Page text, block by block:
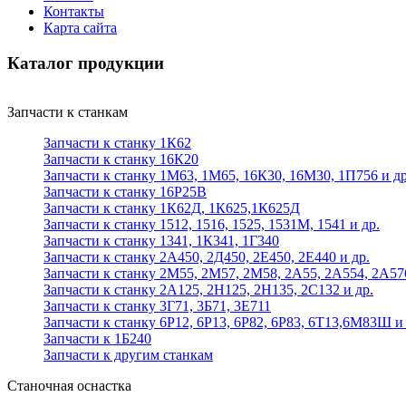
Контакты
Карта сайта
Каталог продукции
Запчасти к станкам
Запчасти к станку 1К62
Запчасти к станку 16К20
Запчасти к станку 1М63, 1М65, 16К30, 16М30, 1П756 и
Запчасти к станку 16Р25В
Запчасти к станку 1К62Д, 1К625,1К625Д
Запчасти к станку 1512, 1516, 1525, 1531М, 1541 и др.
Запчасти к станку 1341, 1К341, 1Г340
Запчасти к станку 2А450, 2Д450, 2Е450, 2Е440 и др.
Запчасти к станку 2М55, 2М57, 2М58, 2А55, 2А554,
Запчасти к станку 2А125, 2Н125, 2Н135, 2С132 и др.
Запчасти к станку 3Г71, 3Б71, 3Е711
Запчасти к станку 6Р12, 6Р13, 6Р82, 6Р83, 6Т13,6М83Ш и
Запчасти к 1Б240
Запчасти к другим станкам
Станочная оснастка